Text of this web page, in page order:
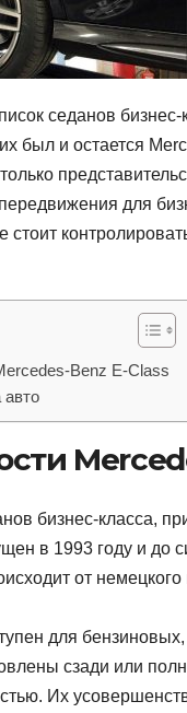
седанов
был и остается
для
стоит
Benz E-Class
бизнес-класса,
в 1993 году и до
от
для
сзади или
Их